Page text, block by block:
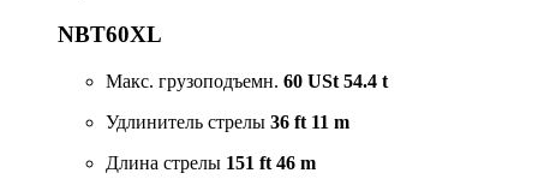
NBT60XL
Макс. грузоподъемн. 60 USt 54.4 t
Удлинитель стрелы 36 ft 11 m
Длина стрелы 151 ft 46 m